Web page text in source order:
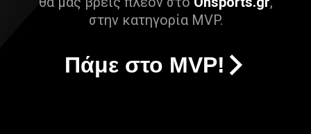
στην κατηγορία MVP.
Πάμε στο MVP!